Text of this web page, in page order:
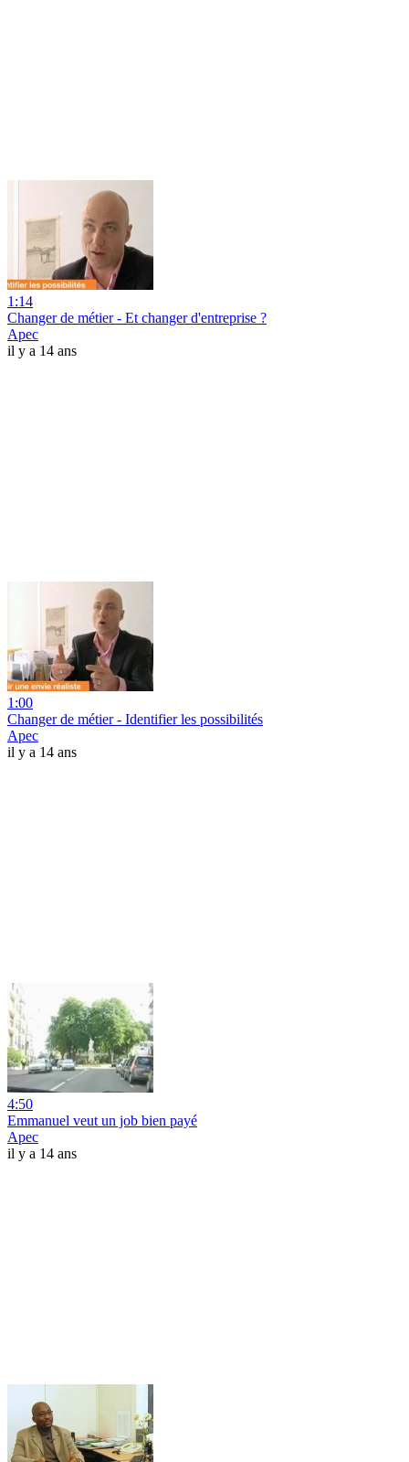
1:14
Changer de métier - Et changer d'entreprise ?
Apec
il y a 14 ans
1:00
Changer de métier - Identifier les possibilités
Apec
il y a 14 ans
4:50
Emmanuel veut un job bien payé
Apec
il y a 14 ans